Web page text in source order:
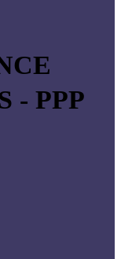
- PPP